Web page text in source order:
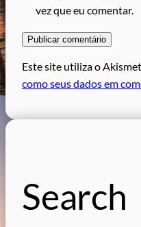
vez que eu comentar.
Este site utiliza o
como seus dados em
Search